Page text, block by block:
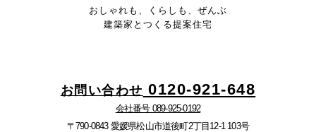
おしゃれも、くらしも、ぜんぶ
建築家とつくる提案住宅
お問い合わせ 0120-921-648
会社番号 089-925-0192
〒790-0843 愛媛県松山市道後町2丁目12-1 103号